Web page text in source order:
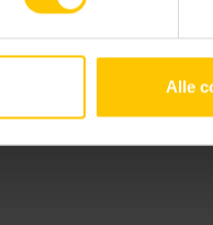
Alle
Application à sec
Convient pour les joints >2
Peut être utilisé sur des